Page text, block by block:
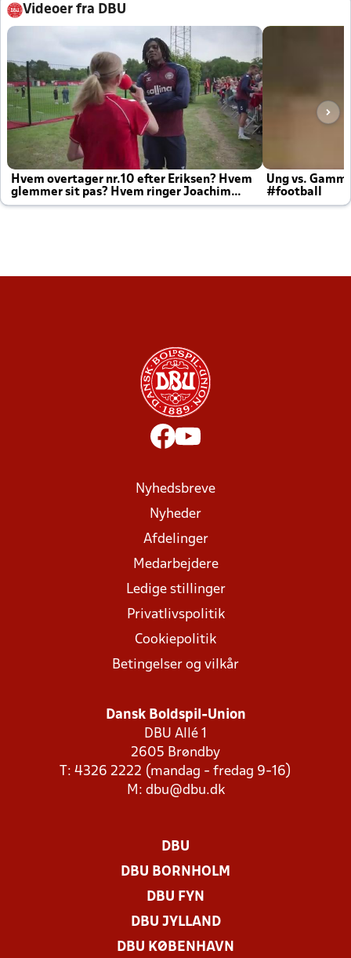
Videoer fra DBU
Hvem overtager nr.10 efter Eriksen? Hvem
glemmer sit pas? Hvem ringer Joachim
altid til efter kampe?
Ung vs.
#football
Nyhedsbreve
Nyheder
Afdelinger
Medarbejdere
Ledige stillinger
Privatlivspolitik
Cookiepolitik
Betingelser og vilkår
Dansk Boldspil-Union
DBU Allé 1
2605 Brøndby
T: 4326 2222 (mandag - fredag 9-16)
M: dbu@dbu.dk
DBU
DBU BORNHOLM
DBU FYN
DBU JYLLAND
DBU KØBENHAVN